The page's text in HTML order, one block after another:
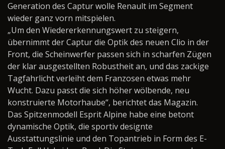
Generation des Captur wolle Renault im Segment
wieder ganz vorn mitspielen.
„Um den Wiedererkennungswert zu steigern,
übernimmt der Captur die Optik des neuen Clio in der
Front, die Scheinwerfer passen sich in scharfen Zügen
der klar ausgestellten Robustheit an, und das zackige
Tagfahrlicht verleiht dem Franzosen etwas mehr
Wucht. Dazu passt die sich höher wölbende, neu
konstruierte Motorhaube“, berichtet das Magazin.
Das Spitzenmodell Esprit Alpine habe eine betont
dynamische Optik, die sportiv designte
Ausstattungslinie und den Topantrieb in Form des E-